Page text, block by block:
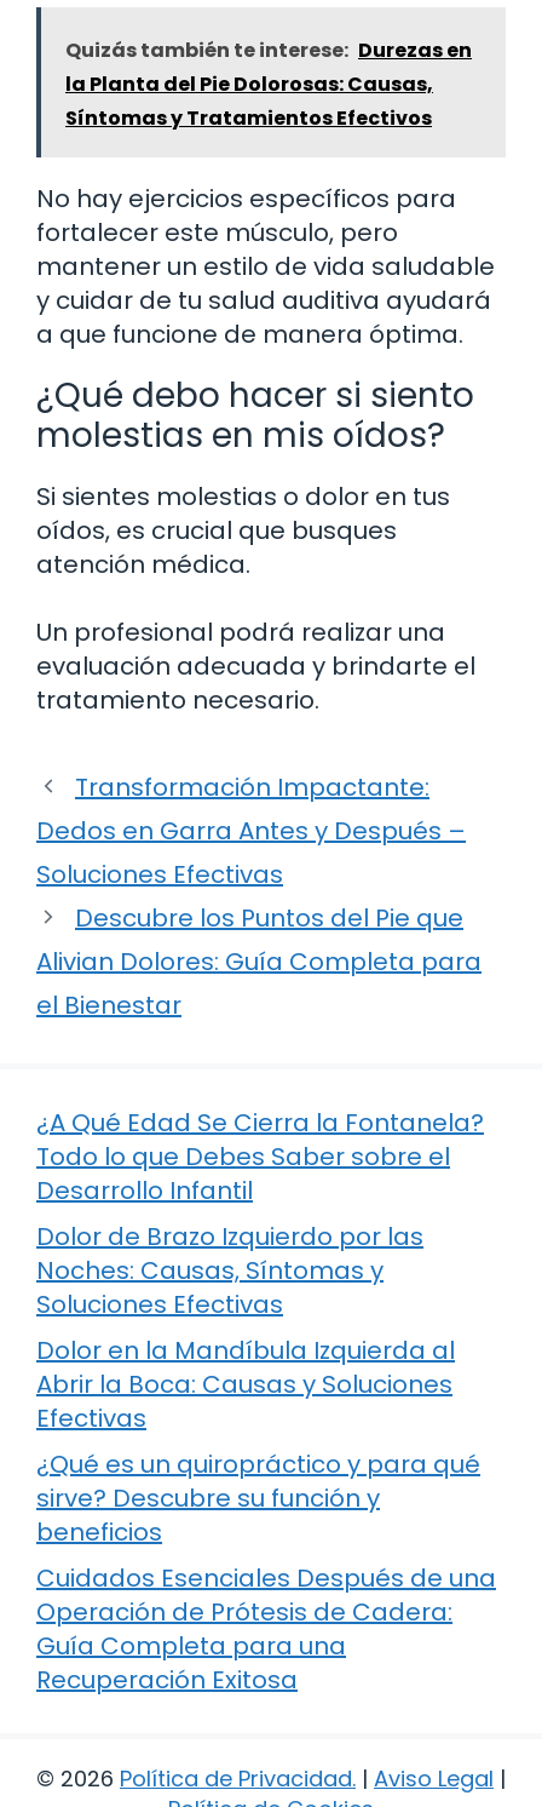
Quizás también te interese: Durezas en
la Planta del Pie Dolorosas: Causas,
Síntomas y Tratamientos Efectivos
No hay ejercicios específicos para
fortalecer este músculo, pero
mantener un estilo de vida saludable
y cuidar de tu salud auditiva ayudará
a que funcione de manera óptima.
¿Qué debo hacer si siento
molestias en mis oídos?
Si sientes molestias o dolor en tus
oídos, es crucial que busques
atención médica.
Un profesional podrá realizar una
evaluación adecuada y brindarte el
tratamiento necesario.
Transformación Impactante:
Dedos en Garra Antes y Después –
Soluciones Efectivas
Descubre los Puntos del Pie que
Alivian Dolores: Guía Completa para
el Bienestar
¿A Qué Edad Se Cierra la Fontanela?
Todo lo que Debes Saber sobre el
Desarrollo Infantil
Dolor de Brazo Izquierdo por las
Noches: Causas, Síntomas y
Soluciones Efectivas
Dolor en la Mandíbula Izquierda al
Abrir la Boca: Causas y Soluciones
Efectivas
¿Qué es un quiropráctico y para qué
sirve? Descubre su función y
beneficios
Cuidados Esenciales Después de una
Operación de Prótesis de Cadera:
Guía Completa para una
Recuperación Exitosa
© 2026 Política de Privacidad. | Aviso Legal |